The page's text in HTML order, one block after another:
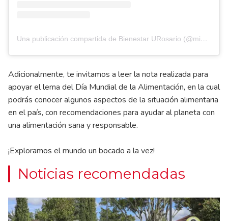
Una publicación compartida de Bienestar URosario (@midecanatura)
Adicionalmente, te invitamos a leer la nota realizada para
apoyar el lema del Día Mundial de la Alimentación, en la cual
podrás conocer algunos aspectos de la situación alimentaria
en el país, con recomendaciones para ayudar al planeta con
una alimentación sana y responsable.
¡Exploramos el mundo un bocado a la vez!
Noticias recomendadas